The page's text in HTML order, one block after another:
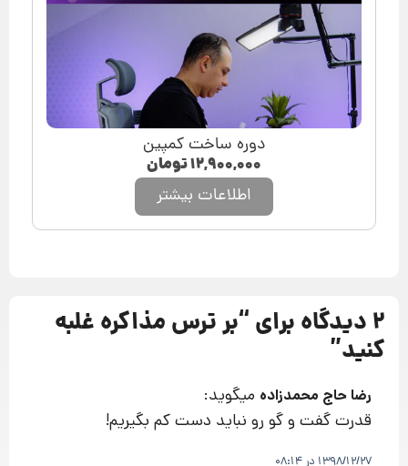
دوره ساخت کمپین
۱۲,۹۰۰,۰۰۰تومان
اطلاعات بیشتر
2 دیدگاه برای “ بر ترس مذاکره غلبه
کنید”
رضا حاج محمدزاده میگوید:
قدرت گفت و گو رو نباید دست کم بگیریم!
1398/12/27 در 08:14